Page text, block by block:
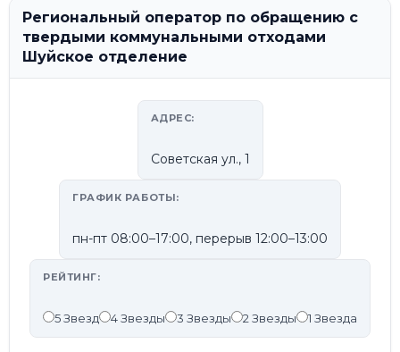
Региональный оператор по обращению с
твердыми коммунальными отходами
Шуйское отделение
АДРЕС:
Советская ул., 1
ГРАФИК РАБОТЫ:
пн-пт 08:00–17:00, перерыв 12:00–13:00
РЕЙТИНГ:
5 Звезд 4 Звезды 3 Звезды 2 Звезды 1 Звезда